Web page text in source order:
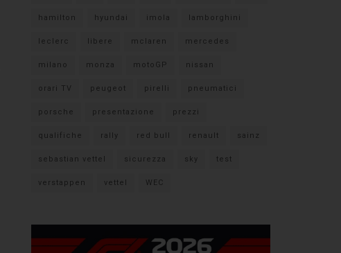
hamilton hyundai imola lamborghini
leclerc libere mclaren mercedes
milano monza motoGP nissan
orari TV peugeot pirelli pneumatici
porsche presentazione prezzi
qualifiche rally red bull renault sainz
sebastian vettel sicurezza sky test
verstappen vettel WEC